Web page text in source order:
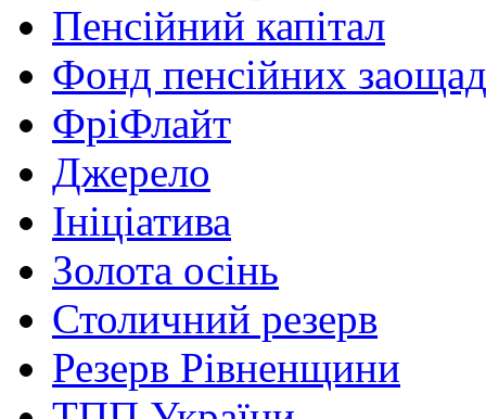
Пенсійний капітал
Фонд пенсійних
ФріФлайт
Джерело
Ініціатива
Золота осінь
Столичний резерв
Резерв Рівненщини